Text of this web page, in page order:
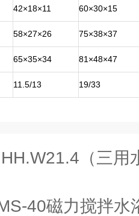
42×18×11 60×30×15
58×27×26 75×38×37
65×35×34 81×48×47
11.5/13 19/33
（三用水箱
40磁力搅拌水